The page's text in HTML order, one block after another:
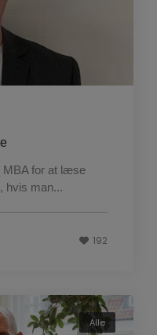
MBA for at læse
hvis man...
192
Alle